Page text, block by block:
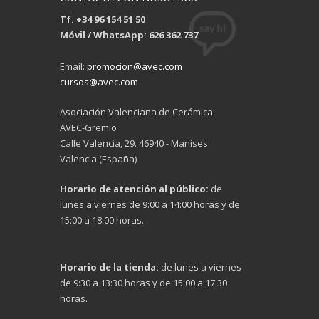
Tf. +34 96 154 51 50
Móvil / WhatsApp: 626 362 737
Email: promocion@avec.com
cursos@avec.com
Asociación Valenciana de Cerámica
AVEC-Gremio
Calle Valencia, 29. 46940 - Manises
Valencia (España)
Horario de atención al público: de
lunes a viernes de 9:00 a 14:00 horas y de
15:00 a 18:00 horas.
Horario de la tienda: de lunes a viernes
de 9:30 a 13:30 horas y de 15:00 a 17:30
horas.